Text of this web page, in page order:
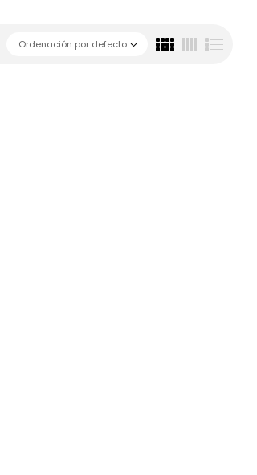
Ordenación por defecto